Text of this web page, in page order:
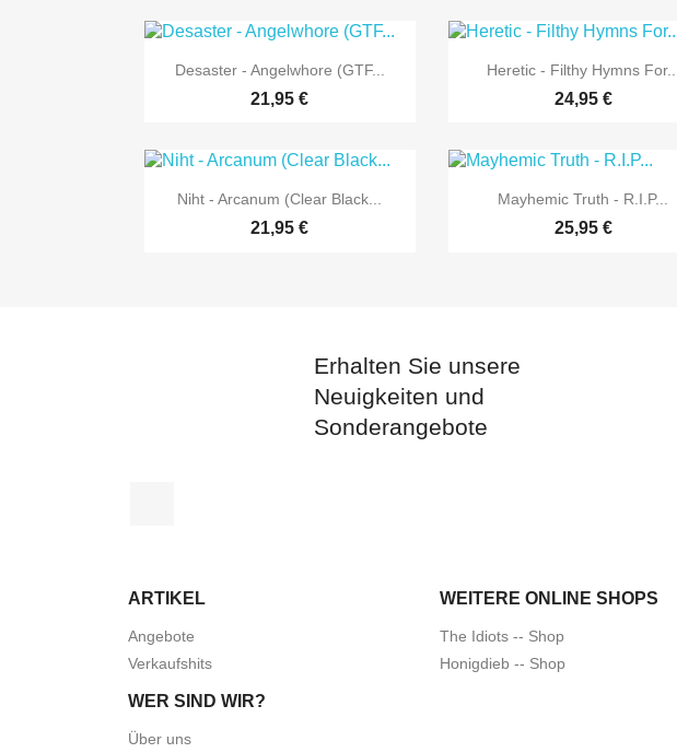
 Vorschau
Desaster - Angelwhore (GTF...
21,95 €
 Vorschau
Heretic - Filthy Hymns For...
24,95 €
 Vorschau
Niht - Arcanum (Clear Black...
21,95 €
 Vorschau
Mayhemic Truth - R.I.P...
25,95 €
Erhalten Sie unsere
Neuigkeiten und
Sonderangebote
ARTIKEL
Angebote
Verkaufshits
WEITERE ONLINE SHOPS
The Idiots -- Shop
Honigdieb -- Shop
WER SIND WIR?
Über uns